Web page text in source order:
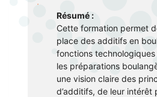
Livres audio
JE N'AI PAS DE COMPTE
Je me préinscris
J'AI BESOIN D'AIDE
Aide à la connexion
Résumé :
Cette formation permet
place des additifs en
fonctions
les préparations
une vision claire des
d’additifs, de leur intérêt